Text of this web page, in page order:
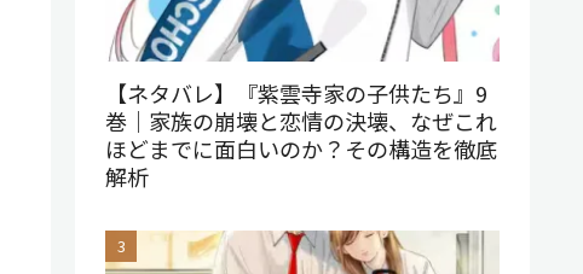
【ネタバレ】『紫雲寺家の子供たち』9
巻｜家族の崩壊と恋情の決壊、なぜこれ
ほどまでに面白いのか？その構造を徹底
解析